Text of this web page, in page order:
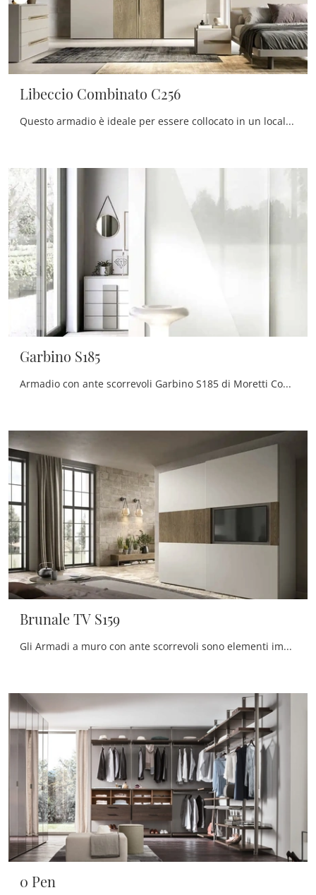
Libeccio Combinato C256
Questo armadio è ideale per essere collocato in un locale arredato con mobili ed elementi accessori moderni, coniugando ottimamente funzionalità e ...
Garbino S185
Armadio con ante scorrevoli Garbino S185 di Moretti Compact Giorno Notte : compila il form per ricevere informazioni di ogni sorta e consigli per ...
Brunale TV S159
Gli Armadi a muro con ante scorrevoli sono elementi immancabili nella camera da letto, per renderla arredata al meglio, pratica e completa di tutto.
0 Pen